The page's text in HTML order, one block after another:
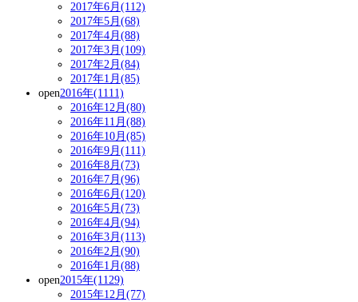
2017年6月(112)
2017年5月(68)
2017年4月(88)
2017年3月(109)
2017年2月(84)
2017年1月(85)
open2016年(1111)
2016年12月(80)
2016年11月(88)
2016年10月(85)
2016年9月(111)
2016年8月(73)
2016年7月(96)
2016年6月(120)
2016年5月(73)
2016年4月(94)
2016年3月(113)
2016年2月(90)
2016年1月(88)
open2015年(1129)
2015年12月(77)